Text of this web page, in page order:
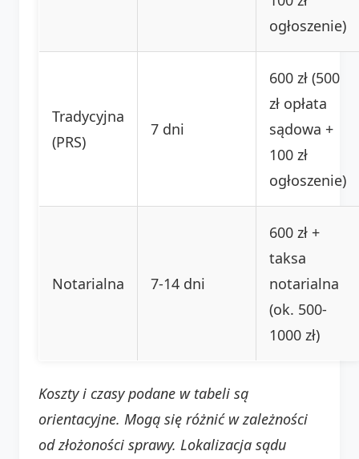
ogłoszenie)
Tradycyjna
(PRS)
7 dni
600 zł (500
zł opłata
sądowa +
100 zł
ogłoszenie)
Notarialna 7-14 dni
600 zł +
taksa
notarialna
(ok. 500-
1000 zł)
Koszty i czasy podane w tabeli są
orientacyjne. Mogą się różnić w zależności
od złożoności sprawy. Lokalizacja sądu